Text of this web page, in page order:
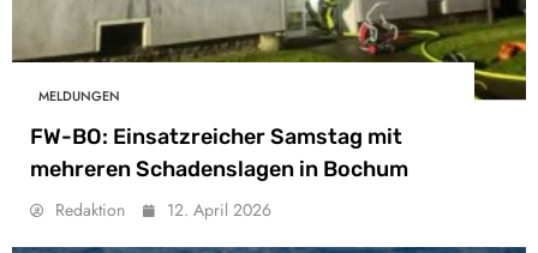
MELDUNGEN
FW-BO: Einsatzreicher Samstag mit
mehreren Schadenslagen in Bochum
Redaktion 12. April 2026